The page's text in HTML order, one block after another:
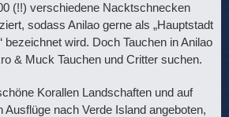
(!!) verschiedene Nacktschnecken
sodass Anilao gerne als „Hauptstadt
wird. Doch Tauchen in Anilao
& Muck Tauchen und Critter suchen.
Korallen Landschaften und auf
nach Verde Island angeboten,